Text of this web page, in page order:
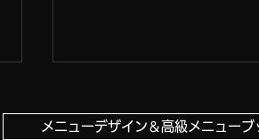
メニューデザイン＆高級メニュー